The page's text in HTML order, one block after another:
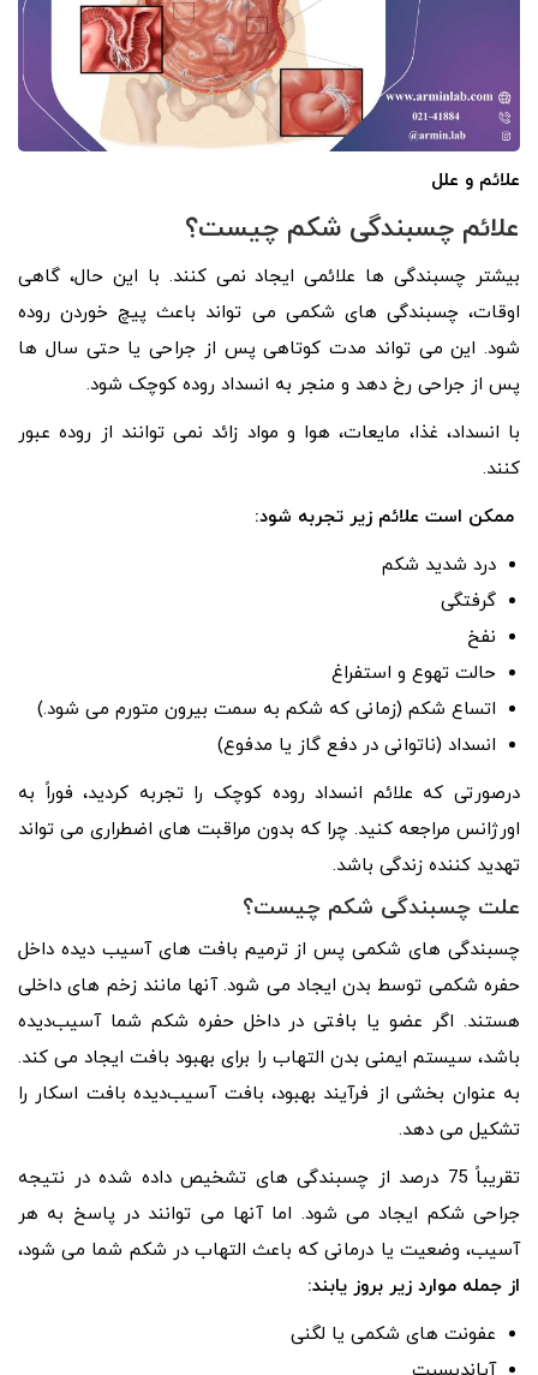
علائم و علل
علائم چسبندگی شکم چیست؟
بیشتر چسبندگی ها علائمی ایجاد نمی کنند. با این حال، گاهی
اوقات، چسبندگی های شکمی می تواند باعث پیچ خوردن روده
شود. این می تواند مدت کوتاهی پس از جراحی یا حتی سال ها
پس از جراحی رخ دهد و منجر به انسداد روده کوچک شود.
با انسداد، غذا، مایعات، هوا و مواد زائد نمی توانند از روده عبور
کنند.
ممکن است علائم زیر تجربه شود:
درد شدید شکم
گرفتگی
نفخ
حالت تهوع و استفراغ
اتساع شکم (زمانی که شکم به سمت بیرون متورم می شود.)
انسداد (ناتوانی در دفع گاز یا مدفوع)
درصورتی که علائم انسداد روده کوچک را تجربه کردید، فوراً به
اورژانس مراجعه کنید. چرا که بدون مراقبت های اضطراری می تواند
تهدید کننده زندگی باشد.
علت چسبندگی شکم چیست؟
چسبندگی های شکمی پس از ترمیم بافت های آسیب دیده داخل
حفره شکمی توسط بدن ایجاد می شود. آنها مانند زخم های داخلی
هستند. اگر عضو یا بافتی در داخل حفره شکم شما آسیب‌دیده
باشد، سیستم ایمنی بدن التهاب را برای بهبود بافت ایجاد می کند.
به عنوان بخشی از فرآیند بهبود، بافت آسیب‌دیده بافت اسکار را
تشکیل می دهد.
تقریباً 75 درصد از چسبندگی های تشخیص داده شده در نتیجه
جراحی شکم ایجاد می شود. اما آنها می توانند در پاسخ به هر
آسیب، وضعیت یا درمانی که باعث التهاب در شکم شما می شود،
از جمله موارد زیر بروز یابند:
عفونت های شکمی یا لگنی